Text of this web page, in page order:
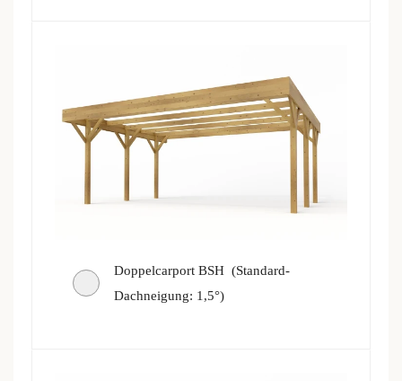
Doppelcarport BSH (Standard-
Dachneigung: 1,5°)